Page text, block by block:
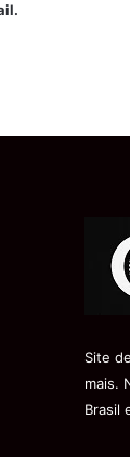
Site
mais.
Brasil